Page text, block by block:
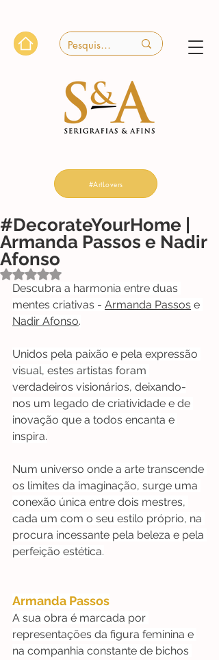
#ArtLovers
#DecorateYourHome |
Armanda Passos e Nadir
Afonso
Avaliado com NaN de 5 estrelas.
Descubra a harmonia entre duas
mentes criativas - Armanda Passos e
Nadir Afonso.
Unidos pela paixão e pela expressão
visual, estes artistas foram
verdadeiros visionários, deixando-
nos um legado de criatividade e de
inovação que a todos encanta e
inspira.
Num universo onde a arte transcende
os limites da imaginação, surge uma
conexão única entre dois mestres,
cada um com o seu estilo próprio, na
procura incessante pela beleza e pela
perfeição estética.
Armanda Passos
A sua obra é marcada por
representações da figura feminina e
na companhia constante de bichos